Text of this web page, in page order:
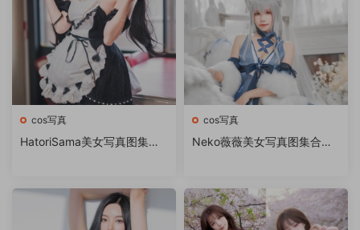
cos写真
HatoriSama美女写真图集下
cos写真
Neko薇薇美女写真图集合集